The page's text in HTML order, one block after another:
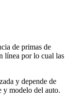
de primas de
línea por lo cual las
y depende de
y modelo del auto.